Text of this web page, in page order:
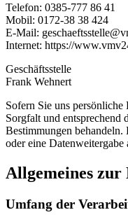
Telefon: 0385-777 86 41
Mobil: 0172-38 38 424
E-Mail: gesc
Internet: https://
Geschäftsstelle
Frank Wehnert
Sofern Sie uns
Sorgfalt und entsprechend
Bestimmungen
oder eine
Allgemeines
Umfang der